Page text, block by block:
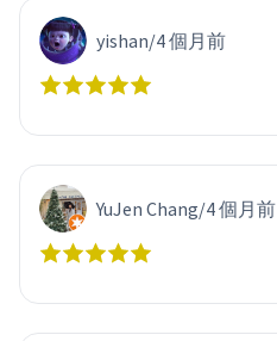
yishan/4 個月前
YuJen Chang/4 個月前